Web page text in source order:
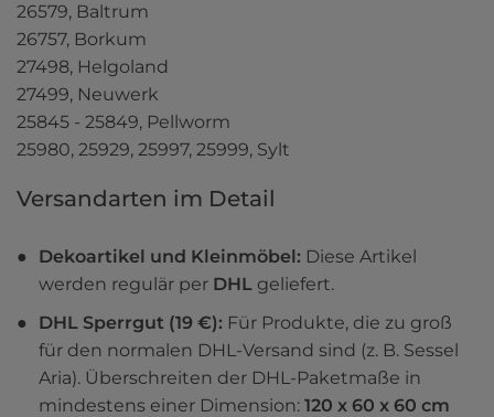
26579, Baltrum
26757, Borkum
27498, Helgoland
27499, Neuwerk
25845 - 25849, Pellworm
25980, 25929, 25997, 25999, Sylt
Versandarten im Detail
Dekoartikel und Kleinmöbel: Diese Artikel
werden regulär per DHL geliefert.
DHL Sperrgut (19 €): Für Produkte, die zu groß
für den normalen DHL-Versand sind (z. B. Sessel
Aria). Überschreiten der DHL-Paketmaße in
mindestens einer Dimension: 120 x 60 x 60 cm